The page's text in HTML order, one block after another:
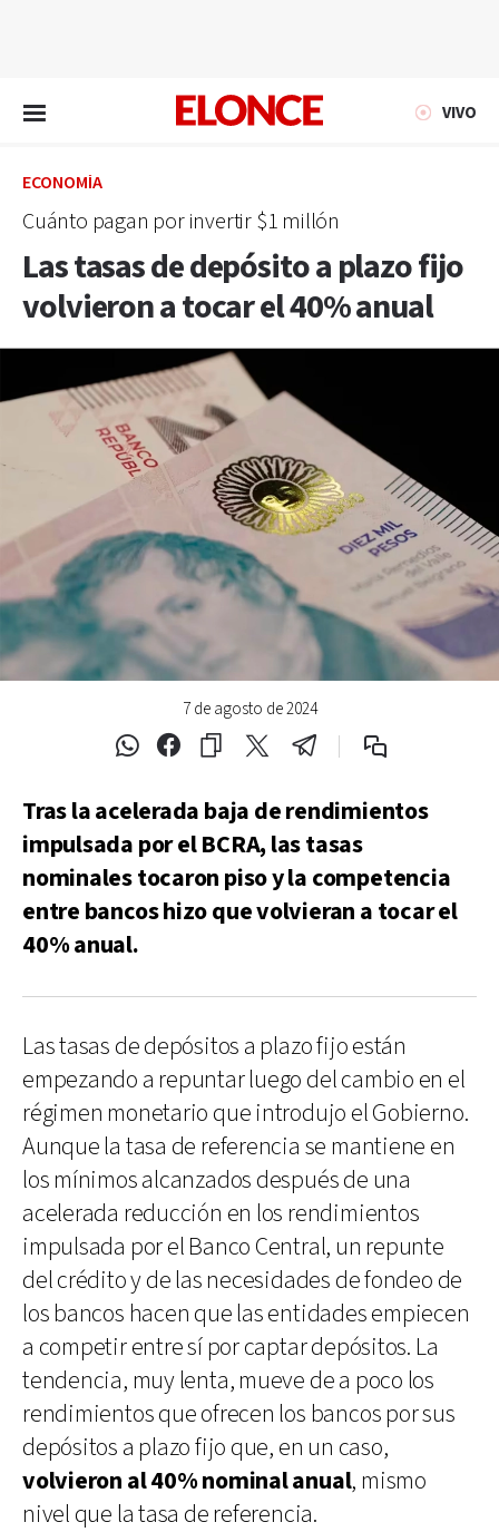
VIVO
ECONOMÍA
Cuánto pagan por invertir $1 millón
Las tasas de depósito a plazo fijo
volvieron a tocar el 40% anual
7 de agosto de 2024
Tras la acelerada baja de rendimientos
impulsada por el BCRA, las tasas
nominales tocaron piso y la competencia
entre bancos hizo que volvieran a tocar el
40% anual.
Las tasas de depósitos a plazo fijo están
empezando a repuntar luego del cambio en el
régimen monetario que introdujo el Gobierno.
Aunque la tasa de referencia se mantiene en
los mínimos alcanzados después de una
acelerada reducción en los rendimientos
impulsada por el Banco Central, un repunte
del crédito y de las necesidades de fondeo de
los bancos hacen que las entidades empiecen
a competir entre sí por captar depósitos. La
tendencia, muy lenta, mueve de a poco los
rendimientos que ofrecen los bancos por sus
depósitos a plazo fijo que, en un caso,
volvieron al 40% nominal anual, mismo
nivel que la tasa de referencia.